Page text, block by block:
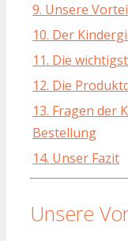
9. Unsere
10. Der
11. Die
12. Die
13. Fragen der
Bestellung
14. Unser Fazit
Unsere